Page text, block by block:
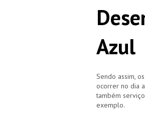
Azul
Sendo assim,
ocorrer no dia
também
exemplo.